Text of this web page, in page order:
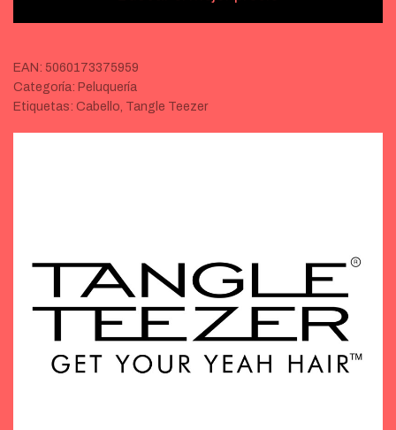
EAN: 5060173375959
Categoría: Peluquería
Etiquetas: Cabello, Tangle Teezer